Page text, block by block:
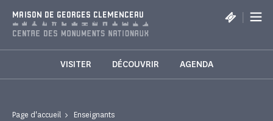
MAISON DE GEORGES CLEMENCEAU |
VISITER DÉCOUVRIR AGENDA
Page d'accueil Enseignants